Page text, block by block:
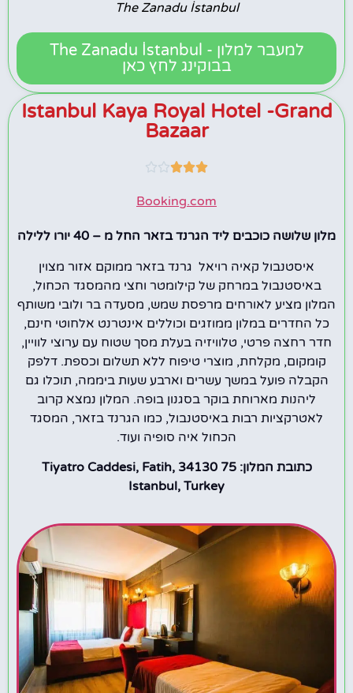
The Zanadu İstanbul
למעבר למלון - The Zanadu İstanbul
בבוקינג לחץ כאן
Istanbul Kaya Royal Hotel -Grand
Bazaar





Booking.com
מלון שלושה כוכבים ליד הגרנד בזאר החל מ – 40 יורו ללילה
איסטנבול קאיה רויאל גרנד בזאר ממוקם אזור מצוין
באיסטנבול במרחק של קילומטר וחצי מהמסגד הכחול,
המלון מציע לאורחים מרפסת שמש, מסעדה בר ולובי משותף
כל החדרים במלון ממוזגים וכוללים אינטרנט אלחוטי חינם,
חדר רחצה פרטי, טלוויזיה בעלת מסך שטוח עם ערוצי לוויין,
קומקום, מקלחת, מוצרי טיפוח ללא תשלום וכספת. דלפק
הקבלה פועל במשך עשרים וארבע שעות ביממה, תוכלו גם
ליהנות מארוחת בוקר בסגנון בופה. המלון נמצא קרוב
לאטרקציות רבות באיסטנבול, כמו הגרנד בזאר, המסגד
הכחול איה סופיה ועוד.
כתובת המלון: 75 Tiyatro Caddesi, Fatih, 34130
Istanbul, Turkey